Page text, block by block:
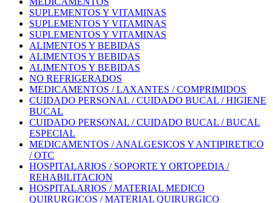
SUPLEMENTOS Y VITAMINAS
SUPLEMENTOS Y VITAMINAS
SUPLEMENTOS Y VITAMINAS
ALIMENTOS Y BEBIDAS
ALIMENTOS Y BEBIDAS
ALIMENTOS Y BEBIDAS
NO REFRIGERADOS
MEDICAMENTOS / LAXANTES / COMPRIMIDOS
CUIDADO PERSONAL / CUIDADO BUCAL / HIGIENE
BUCAL
CUIDADO PERSONAL / CUIDADO BUCAL / BUCAL
ESPECIAL
MEDICAMENTOS / ANALGESICOS Y ANTIPIRETICO
/ OTC
HOSPITALARIOS / SOPORTE Y ORTOPEDIA /
REHABILITACION
HOSPITALARIOS / MATERIAL MEDICO
QUIRURGICOS / MATERIAL QUIRURGICO